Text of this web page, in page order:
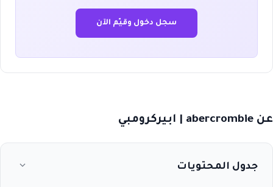
سجل دخول وقيّم الآن
عن abercrombie | ابيركرومبي
جدول المحتويات